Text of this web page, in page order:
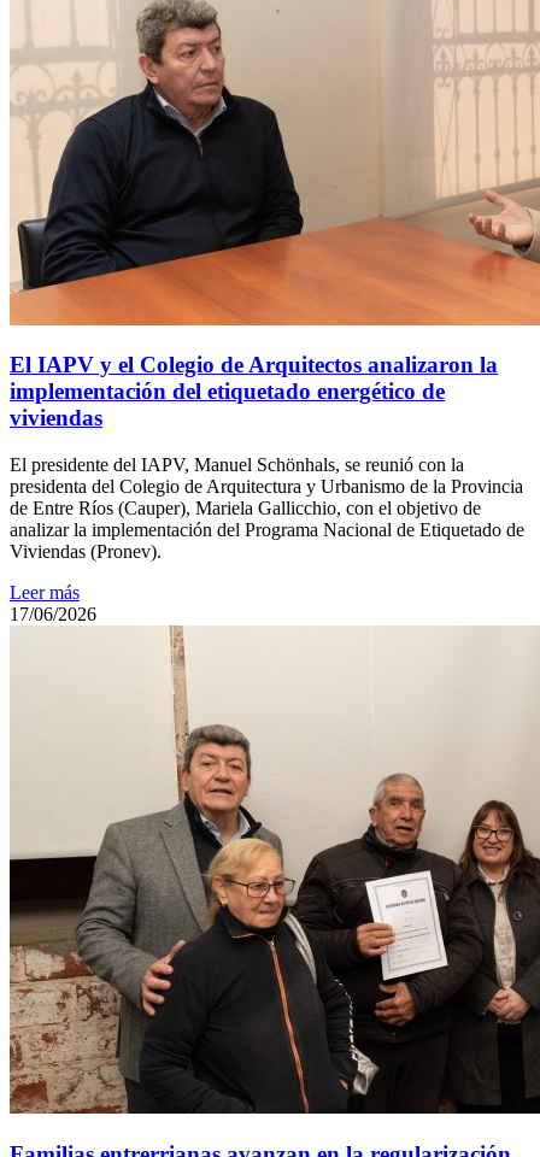
El IAPV y el Colegio de Arquitectos analizaron la
implementación del etiquetado energético de
viviendas
El presidente del IAPV, Manuel Schönhals, se reunió con la
presidenta del Colegio de Arquitectura y Urbanismo de la Provincia
de Entre Ríos (Cauper), Mariela Gallicchio, con el objetivo de
analizar la implementación del Programa Nacional de Etiquetado de
Viviendas (Pronev).
Leer más
17/06/2026